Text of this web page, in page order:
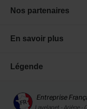
Nos partenaires
En savoir plus
Légende